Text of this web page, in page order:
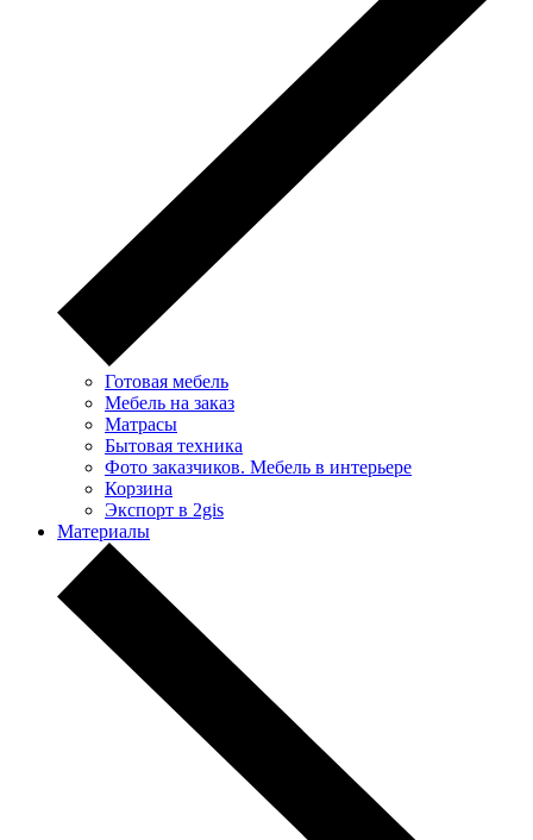
Готовая мебель
Мебель на заказ
Матрасы
Бытовая техника
Фото заказчиков. Мебель в интерьере
Корзина
Экспорт в 2gis
Материалы